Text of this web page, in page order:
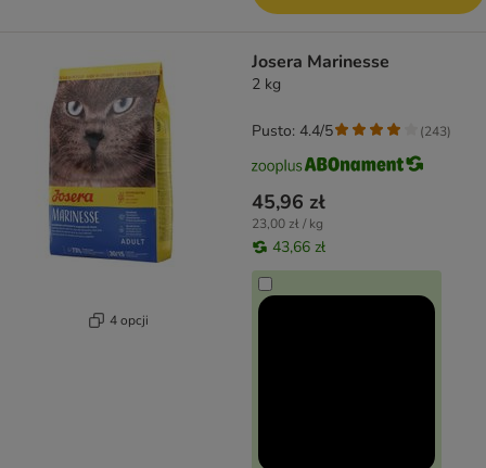
4 opcji
Josera Marinesse
2 kg
45,96 zł
23,00 zł / kg
43,66 zł
Pusto: 4.4/5 (243)